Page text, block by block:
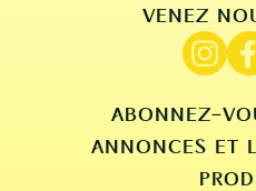
VENEZ
ABONNEZ-
ANNONCES ET